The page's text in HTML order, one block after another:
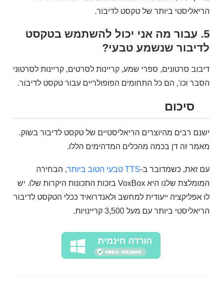
הריאליסטי ביותר של טקסט לדיבור.
5. עבור מה אני יכול להשתמש בטקסט
לדיבור שנשמע טבעי?
דיבוב סרטונים, ספרי שמע, קריינות לסרטים, קריינות לסרטוני
הסבר וכו', הם כל התחומים הפופולריים עבור טקסט לדיבור.
סיכום
ישנם רבים מהיוצרים הריאליסטיים של טקסט לדיבור בשוק.
מאמר זה דן בכמה מהכלים המדהימים הללו.
עם זאת, כשמדובר ב-TTS טבעי הטוב ביותר
, הבחירה
המומלצת שלנו היא VoxBox בזכות התכונות היקרות שלו. יש
לו אפליקציה ייעודית למחשב ולאנדרואיד ככלי הטקסט לדיבור
הריאליסטי ביותר עם מעל 3,500 קריינויות.
הורדה חינמית